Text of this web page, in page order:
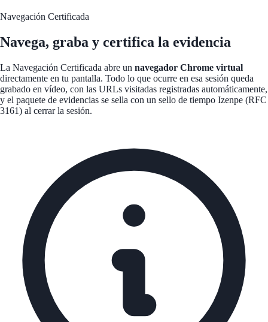
Navegación Certificada
Navega, graba y certifica la evidencia
La Navegación Certificada abre un navegador Chrome virtual
directamente en tu pantalla. Todo lo que ocurre en esa sesión queda
grabado en vídeo, con las URLs visitadas registradas automáticamente,
y el paquete de evidencias se sella con un sello de tiempo Izenpe (RFC
3161) al cerrar la sesión.